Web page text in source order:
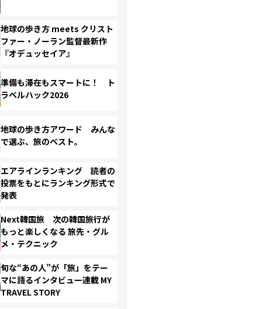
地球の歩き方 meets クリスト
ファー・ノーラン監督最新作
『オデュッセイア』
準備も滞在もスマートに！ ト
ラベルハック2026
地球の歩き方アワード みんな
で選ぶ、旅のベスト。
エアラインランキング 読者の
投票をもとにランキング形式で
発表
Next韓国旅 次の韓国旅行が
もっと楽しくなる 旅先・グル
メ・テクニック
旬な“あの人”が「旅」をテー
マに語るインタビュー連載 MY
TRAVEL STORY